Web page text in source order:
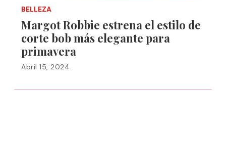
BELLEZA
Margot Robbie estrena el estilo de
corte bob más elegante para
primavera
Abril 15, 2024